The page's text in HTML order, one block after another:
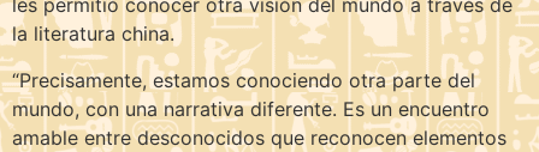
les permitió conocer otra visión del mundo a través de
la literatura china.
“Precisamente, estamos conociendo otra parte del
mundo, con una narrativa diferente. Es un encuentro
amable entre desconocidos que reconocen elementos